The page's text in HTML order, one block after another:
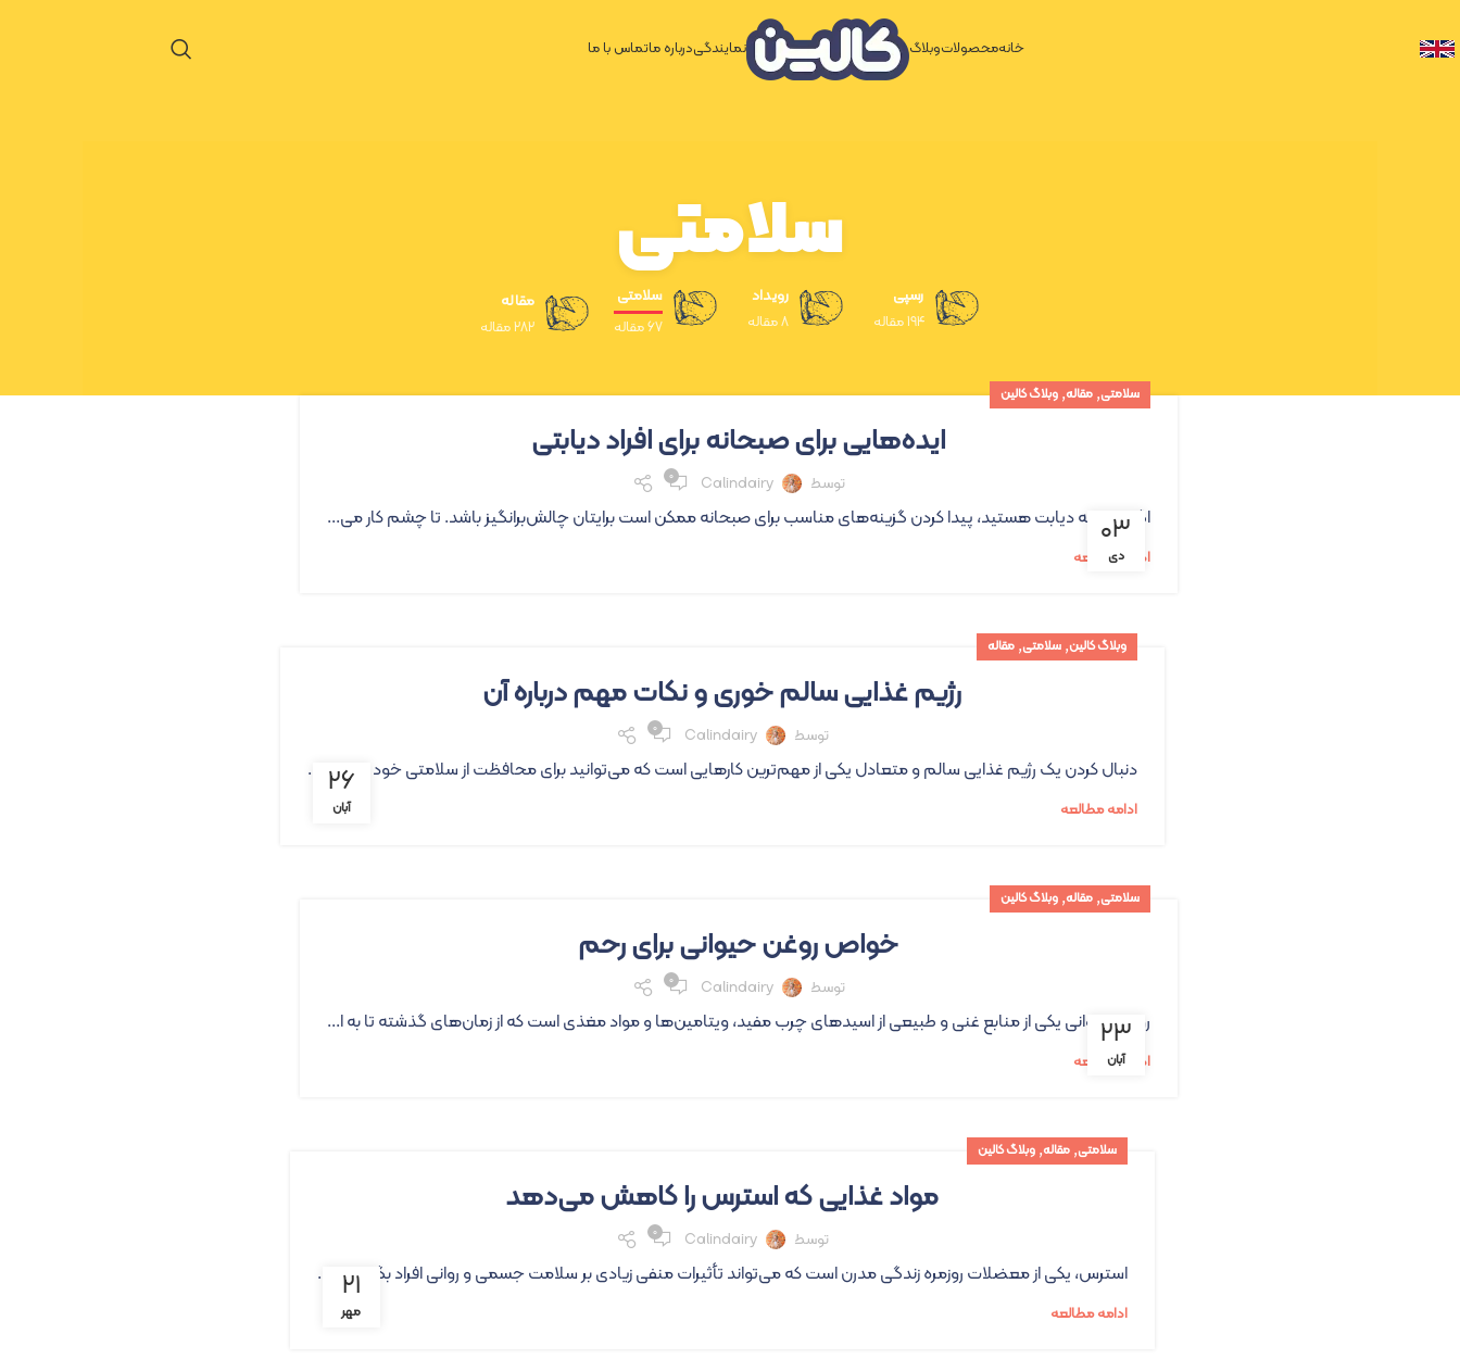
خانهمحصولاتوبلاگ نمایندگیدرباره ماتماس با ما
سلامتی
رسپی
194 مقاله
رویداد
8 مقاله
سلامتی
67 مقاله
مقاله
282 مقاله
۰۳
دی
سلامتی,مقاله,وبلاگ کالین
ایده‌هایی برای صبحانه برای افراد دیابتی
توسط Calindairy ۰
اگر مبتلا به دیابت هستید، پیدا کردن گزینه‌های مناسب برای صبحانه ممکن است برایتان چالش‌برانگیز باشد. تا چشم کار می...
ادامه مطالعه
۲۶
آبان
وبلاگ کالین,سلامتی,مقاله
رژیم غذایی سالم خوری و نکات مهم درباره آن
توسط Calindairy ۰
دنبال کردن یک رژیم غذایی سالم و متعادل یکی از مهم‌ترین کارهایی است که می‌توانید برای محافظت از سلامتی خود انجام د...
ادامه مطالعه
۲۳
آبان
سلامتی,مقاله,وبلاگ کالین
خواص روغن حیوانی برای رحم
توسط Calindairy ۰
روغن حیوانی یکی از منابع غنی و طبیعی از اسیدهای چرب مفید، ویتامین‌ها و مواد مغذی است که از زمان‌های گذشته تا به ا...
ادامه مطالعه
۲۱
مهر
سلامتی,مقاله,وبلاگ کالین
مواد غذایی که استرس را کاهش می‌دهد
توسط Calindairy ۰
استرس، یکی از معضلات روزمره زندگی مدرن است که می‌تواند تأثیرات منفی زیادی بر سلامت جسمی و روانی افراد بگذارد. با ...
ادامه مطالعه